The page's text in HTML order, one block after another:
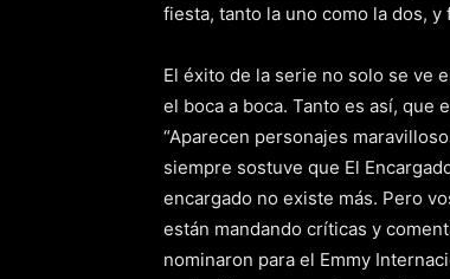
fiesta, tanto la uno como la dos, y
El éxito de la serie no solo se ve
el boca a boca. Tanto es así, que
“Aparecen personajes
siempre sostuve que El
encargado no existe más. Pero
están mandando críticas y
nominaron para el Emmy